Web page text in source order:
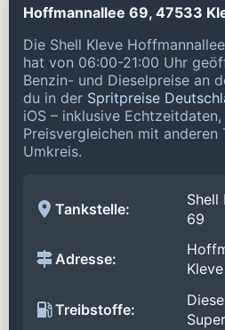
Hoffmannallee 69, 47533
Die Shell Kleve
hat von 06:00-21:00 Uhr
Benzin- und Dieselpreise an
du in der Spritpreise
iOS – inklusive
Preisvergleichen mit anderen
Umkreis.
Tankstelle:
Shell
69
Adresse:
Kleve
Treibstoffe: